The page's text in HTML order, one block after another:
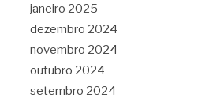
janeiro 2025
dezembro 2024
novembro 2024
outubro 2024
setembro 2024